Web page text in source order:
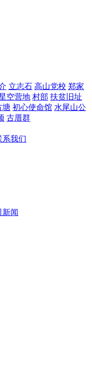
立志石 高山党校 郑家
空营地 村部 扶贫旧址
塘 初心使命馆 水尾山公
古厝群
系我们
新闻